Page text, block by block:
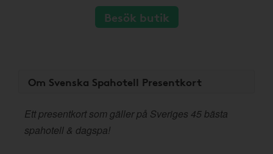
Besök butik
Om Svenska Spahotell Presentkort
Ett presentkort som gäller på Sveriges 45 bästa
spahotell & dagspa!